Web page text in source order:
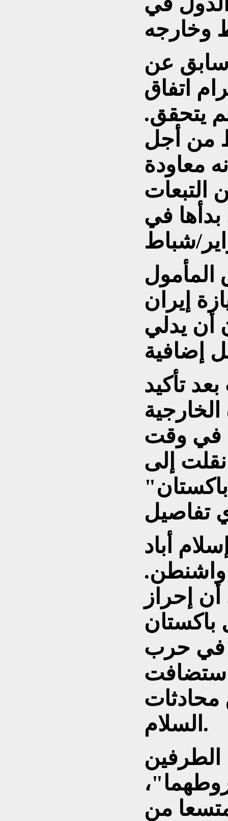
عن
اتفاق
يتحقق.
من أجل
معاودة
بدأها في
المأمول
إيران
أن يدلي
تأكيد
في وقت
إلى
أباد
إحراز
في حرب
محادثات
السلام.
من